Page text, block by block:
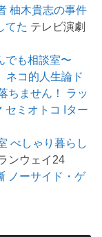
柚木貴志の事件
てた テレビ演劇
でも相談室〜
ネコ的人生論ド
ちません！
ラッ
セミオトコ Iター
べしゃり暮らし
ンウェイ24
ノーサイド・ゲ